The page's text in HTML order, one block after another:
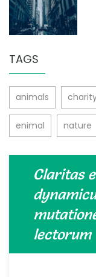
TAGS
animals
enimal nature
Claritas
lectorum